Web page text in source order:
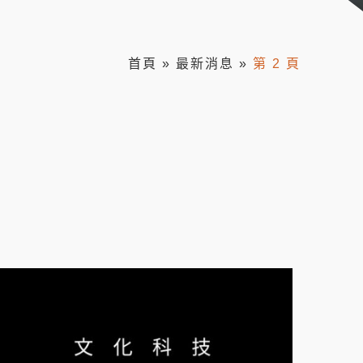
首頁 » 最新消息 » 第 2 頁